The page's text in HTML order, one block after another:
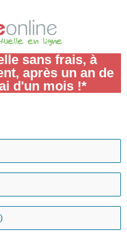
sans frais, à
après un an de
d'un mois !*